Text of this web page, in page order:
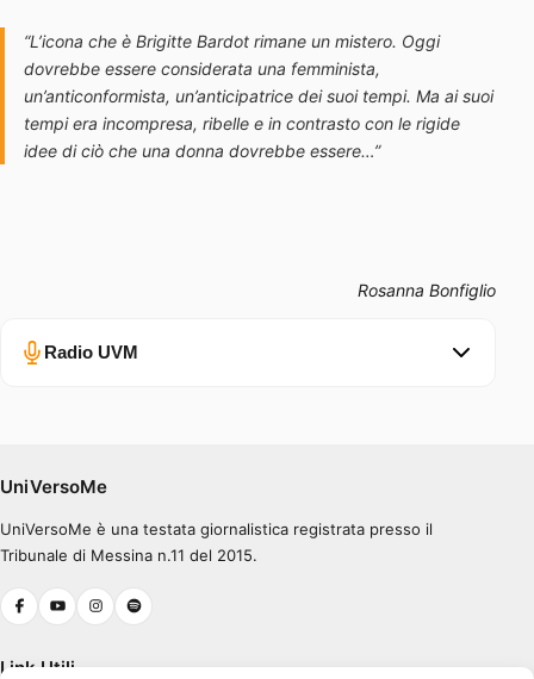
Radio UVM
0:00
“L’icona che è Brigitte Bardot rimane un mistero. Oggi
dovrebbe essere considerata una femminista,
un’anticonformista, un’anticipatrice dei suoi tempi. Ma ai suoi
tempi era incompresa, ribelle e in contrasto con le rigide
idee di ciò che una donna dovrebbe essere…”
Rosanna Bonfiglio
UniVersoMe
UniVersoMe è una testata giornalistica registrata presso il
Tribunale di Messina n.11 del 2015.
Link Utili